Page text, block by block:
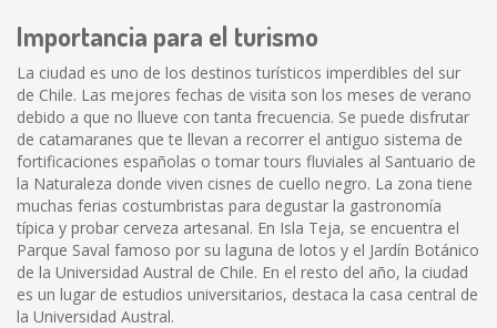
Importancia para el turismo
La ciudad es uno de los destinos turísticos imperdibles del sur
de Chile. Las mejores fechas de visita son los meses de verano
debido a que no llueve con tanta frecuencia. Se puede disfrutar
de catamaranes que te llevan a recorrer el antiguo sistema de
fortificaciones españolas o tomar tours fluviales al Santuario de
la Naturaleza donde viven cisnes de cuello negro. La zona tiene
muchas ferias costumbristas para degustar la gastronomía
típica y probar cerveza artesanal. En Isla Teja, se encuentra el
Parque Saval famoso por su laguna de lotos y el Jardín Botánico
de la Universidad Austral de Chile. En el resto del año, la ciudad
es un lugar de estudios universitarios, destaca la casa central de
la Universidad Austral.